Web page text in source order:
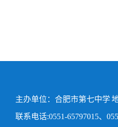
主办单位：合肥市第七中学
联系电话:0551-65797015、